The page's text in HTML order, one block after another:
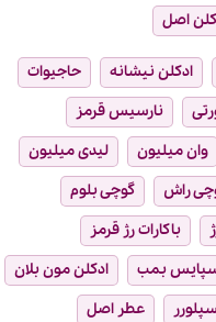
نیشانه
حاجیوات
نارسیس قرمز
لیدی میلیون
گوچی بلوم
رژ قرمز
بمب
ادکلن مون بلان
عطر اصل